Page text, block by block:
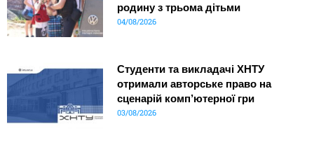
родину з трьома дітьми
04/08/2026
Студенти та викладачі ХНТУ
отримали авторське право на
сценарій комп’ютерної гри
03/08/2026